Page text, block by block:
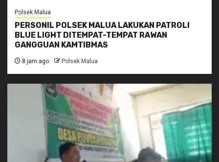
Polsek Malua
PERSONIL POLSEK MALUA LAKUKAN PATROLI
BLUE LIGHT DITEMPAT-TEMPAT RAWAN
GANGGUAN KAMTIBMAS
8 jam ago Polsek Malua